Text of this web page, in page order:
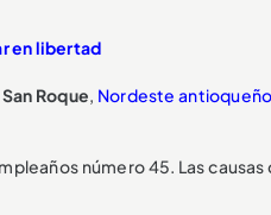
en libertad
Roque, Nordeste antioqueño
número 45. Las